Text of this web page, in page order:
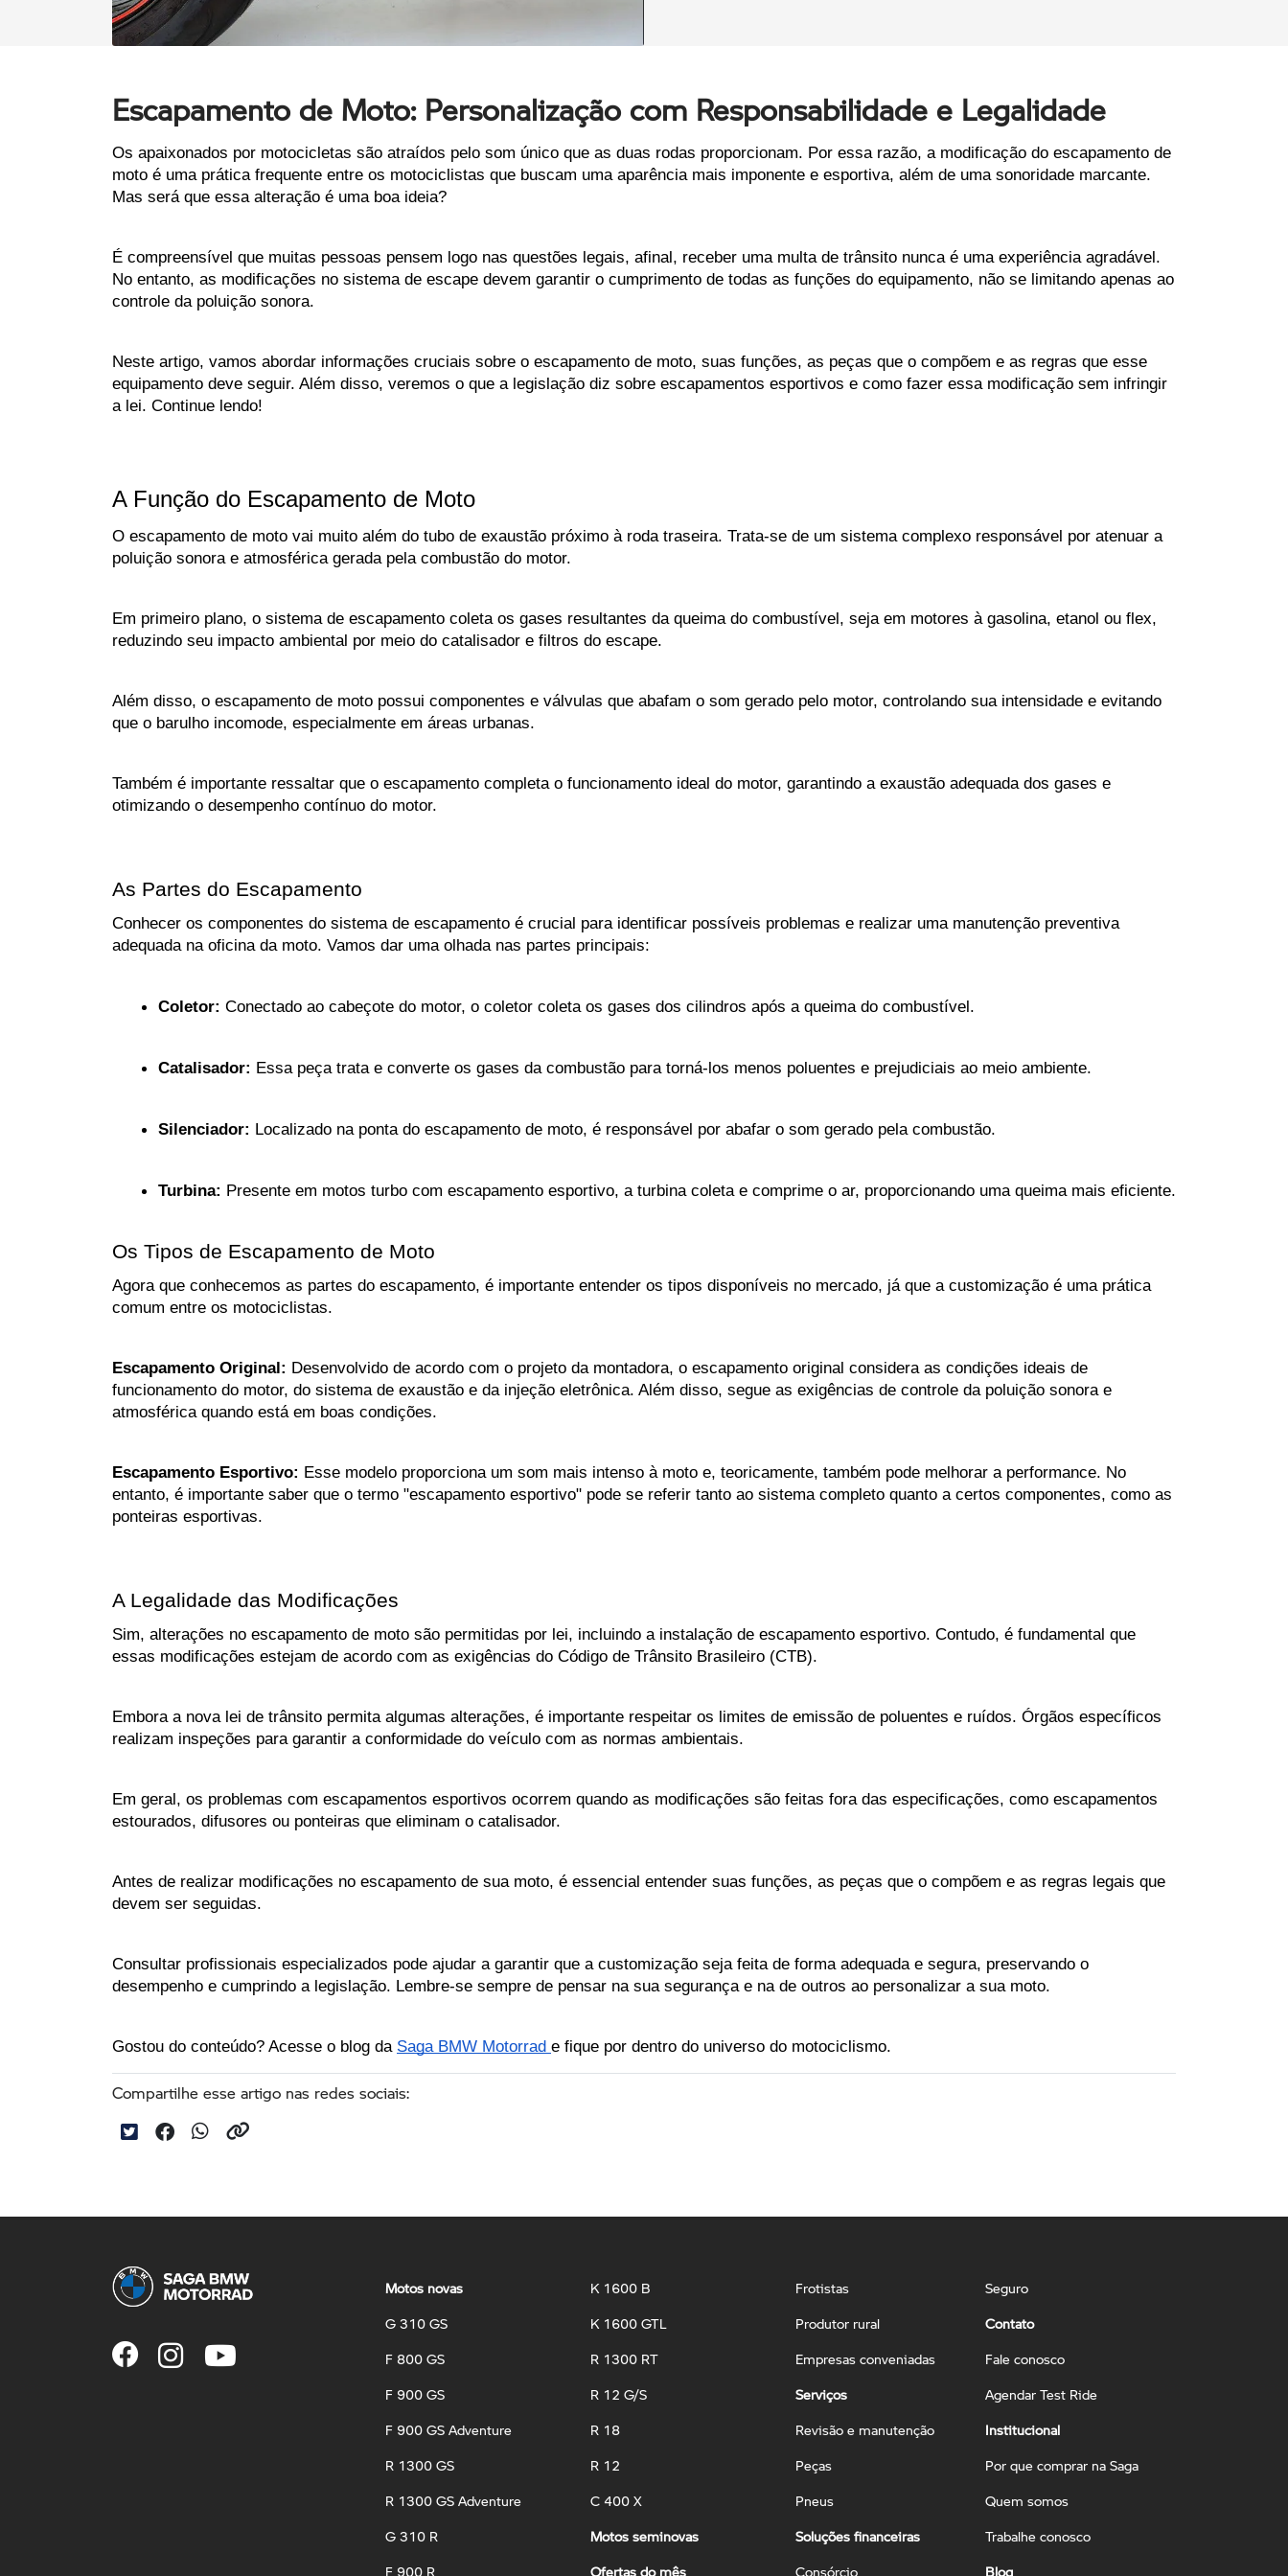
Escapamento de Moto: Personalização com Responsabilidade e Legalidade
Os apaixonados por motocicletas são atraídos pelo som único que as duas rodas proporcionam. Por essa razão, a modificação do escapamento de
moto é uma prática frequente entre os motociclistas que buscam uma aparência mais imponente e esportiva, além de uma sonoridade marcante.
Mas será que essa alteração é uma boa ideia?
É compreensível que muitas pessoas pensem logo nas questões legais, afinal, receber uma multa de trânsito nunca é uma experiência agradável.
No entanto, as modificações no sistema de escape devem garantir o cumprimento de todas as funções do equipamento, não se limitando apenas ao
controle da poluição sonora.
Neste artigo, vamos abordar informações cruciais sobre o escapamento de moto, suas funções, as peças que o compõem e as regras que esse
equipamento deve seguir. Além disso, veremos o que a legislação diz sobre escapamentos esportivos e como fazer essa modificação sem infringir
a lei. Continue lendo!
A Função do Escapamento de Moto
O escapamento de moto vai muito além do tubo de exaustão próximo à roda traseira. Trata-se de um sistema complexo responsável por atenuar a
poluição sonora e atmosférica gerada pela combustão do motor.
Em primeiro plano, o sistema de escapamento coleta os gases resultantes da queima do combustível, seja em motores à gasolina, etanol ou flex,
reduzindo seu impacto ambiental por meio do catalisador e filtros do escape.
Além disso, o escapamento de moto possui componentes e válvulas que abafam o som gerado pelo motor, controlando sua intensidade e evitando
que o barulho incomode, especialmente em áreas urbanas.
Também é importante ressaltar que o escapamento completa o funcionamento ideal do motor, garantindo a exaustão adequada dos gases e
otimizando o desempenho contínuo do motor.
As Partes do Escapamento
Conhecer os componentes do sistema de escapamento é crucial para identificar possíveis problemas e realizar uma manutenção preventiva
adequada na oficina da moto. Vamos dar uma olhada nas partes principais:
Coletor: Conectado ao cabeçote do motor, o coletor coleta os gases dos cilindros após a queima do combustível.
Catalisador: Essa peça trata e converte os gases da combustão para torná-los menos poluentes e prejudiciais ao meio ambiente.
Silenciador: Localizado na ponta do escapamento de moto, é responsável por abafar o som gerado pela combustão.
Turbina: Presente em motos turbo com escapamento esportivo, a turbina coleta e comprime o ar, proporcionando uma queima mais eficiente.
Os Tipos de Escapamento de Moto
Agora que conhecemos as partes do escapamento, é importante entender os tipos disponíveis no mercado, já que a customização é uma prática
comum entre os motociclistas.
Escapamento Original: Desenvolvido de acordo com o projeto da montadora, o escapamento original considera as condições ideais de
funcionamento do motor, do sistema de exaustão e da injeção eletrônica. Além disso, segue as exigências de controle da poluição sonora e
atmosférica quando está em boas condições.
Escapamento Esportivo: Esse modelo proporciona um som mais intenso à moto e, teoricamente, também pode melhorar a performance. No
entanto, é importante saber que o termo "escapamento esportivo" pode se referir tanto ao sistema completo quanto a certos componentes, como as
ponteiras esportivas.
A Legalidade das Modificações
Sim, alterações no escapamento de moto são permitidas por lei, incluindo a instalação de escapamento esportivo. Contudo, é fundamental que
essas modificações estejam de acordo com as exigências do Código de Trânsito Brasileiro (CTB).
Embora a nova lei de trânsito permita algumas alterações, é importante respeitar os limites de emissão de poluentes e ruídos. Órgãos específicos
realizam inspeções para garantir a conformidade do veículo com as normas ambientais.
Em geral, os problemas com escapamentos esportivos ocorrem quando as modificações são feitas fora das especificações, como escapamentos
estourados, difusores ou ponteiras que eliminam o catalisador.
Antes de realizar modificações no escapamento de sua moto, é essencial entender suas funções, as peças que o compõem e as regras legais que
devem ser seguidas.
Consultar profissionais especializados pode ajudar a garantir que a customização seja feita de forma adequada e segura, preservando o
desempenho e cumprindo a legislação. Lembre-se sempre de pensar na sua segurança e na de outros ao personalizar a sua moto.
Gostou do conteúdo? Acesse o blog da Saga BMW Motorrad e fique por dentro do universo do motociclismo.
Compartilhe esse artigo nas redes sociais:
Motos novas
G 310 GS
F 800 GS
F 900 GS
F 900 GS Adventure
R 1300 GS
R 1300 GS Adventure
G 310 R
F 900 R
K 1600 B
K 1600 GTL
R 1300 RT
R 12 G/S
R 18
R 12
C 400 X
Motos seminovas
Ofertas do mês
Frotistas
Produtor rural
Empresas conveniadas
Serviços
Revisão e manutenção
Peças
Pneus
Soluções financeiras
Consórcio
Seguro
Contato
Fale conosco
Agendar Test Ride
Institucional
Por que comprar na Saga
Quem somos
Trabalhe conosco
Blog